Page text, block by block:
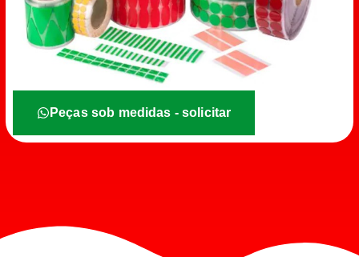
Peças sob medidas - solicitar